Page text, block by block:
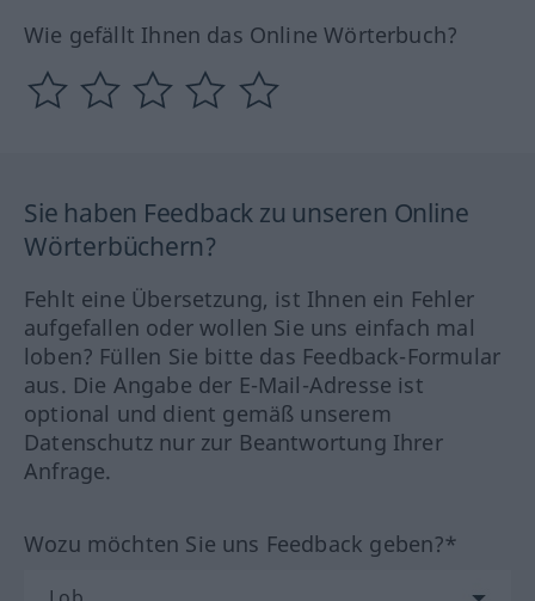
Wie gefällt Ihnen das Online Wörterbuch?
Sie haben Feedback zu unseren Online
Wörterbüchern?
Fehlt eine Übersetzung, ist Ihnen ein Fehler
aufgefallen oder wollen Sie uns einfach mal
loben? Füllen Sie bitte das Feedback-Formular
aus. Die Angabe der E-Mail-Adresse ist
optional und dient gemäß unserem
Datenschutz nur zur Beantwortung Ihrer
Anfrage.
Wozu möchten Sie uns Feedback geben?*